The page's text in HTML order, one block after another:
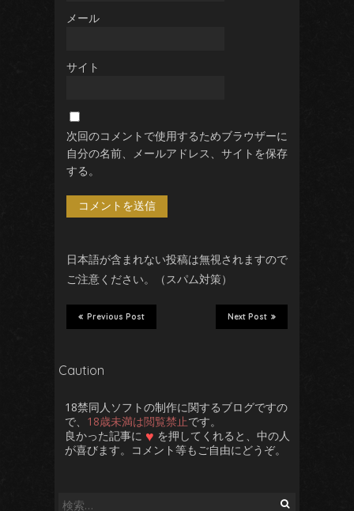
メール
サイト
次回のコメントで使用するためブラウザーに
自分の名前、メールアドレス、サイトを保存
する。
日本語が含まれない投稿は無視されますので
ご注意ください。（スパム対策）
Next Post
Previous Post
Caution
18禁同人ソフトの制作に関するブログですの
で、 18歳未満は閲覧禁止です。
良かった記事に ♥ を押してくれると、中の人
が喜びます。コメント等もご自由にどうぞ。
検